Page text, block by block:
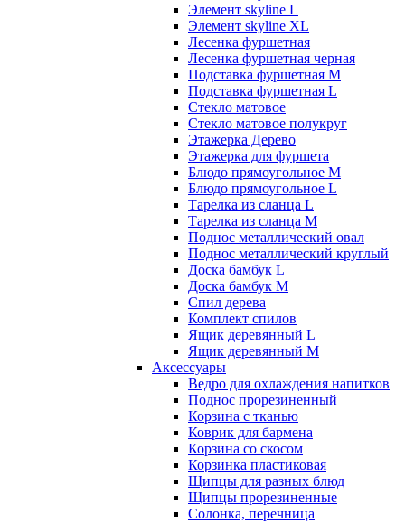
Элемент skyline L
Элемент skyline XL
Лесенка фуршетная
Лесенка фуршетная черная
Подставка фуршетная M
Подставка фуршетная L
Стекло матовое
Стекло матовое полукруг
Этажерка Дерево
Этажерка для фуршета
Блюдо прямоугольное M
Блюдо прямоугольное L
Тарелка из сланца L
Тарелка из сланца M
Поднос металлический овал
Поднос металлический круглый
Доска бамбук L
Доска бамбук M
Спил дерева
Комплект спилов
Ящик деревянный L
Ящик деревянный M
Аксессуары
Ведро для охлаждения напитков
Поднос прорезиненный
Корзина с тканью
Коврик для бармена
Корзина со скосом
Корзинка пластиковая
Щипцы для разных блюд
Щипцы прорезиненные
Солонка, перечница